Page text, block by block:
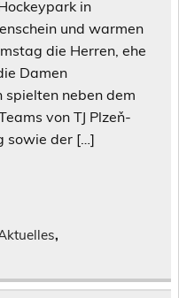
in
und warmen
die Herren, ehe
Damen
spielten neben dem
von TJ Plzeň-
sowie der […]
,